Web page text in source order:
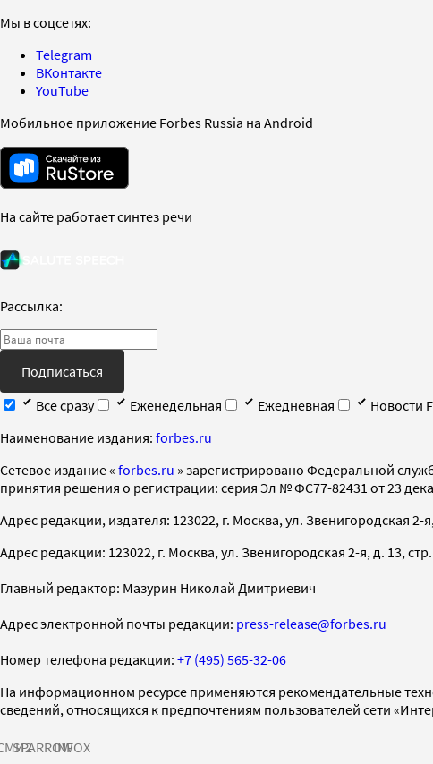
Мы в соцсетях:
Telegram
ВКонтакте
YouTube
Мобильное приложение Forbes Russia на Android
На сайте работает синтез речи
Рассылка:
Подписаться
Все сразу
Еженедельная Ежедневная
Новости
Наименование издания: forbes.ru
Cетевое издание « forbes.ru » зарегистрировано Федеральной
принятия решения о регистрации: серия Эл № ФС77-82431 от 23
Адрес редакции, издателя: 123022, г. Москва, ул. Звенигородская 2-
Адрес редакции: 123022, г. Москва, ул. Звенигородская 2-я, д. 13,
Главный редактор: Мазурин Николай Дмитриевич
Адрес электронной почты редакции: press-release@forbes.ru
Номер телефона редакции: +7 (495) 565-32-06
На информационном ресурсе применяются рекомендательные
сведений, относящихся к предпочтениям пользователей сети
SPARROWINFOX